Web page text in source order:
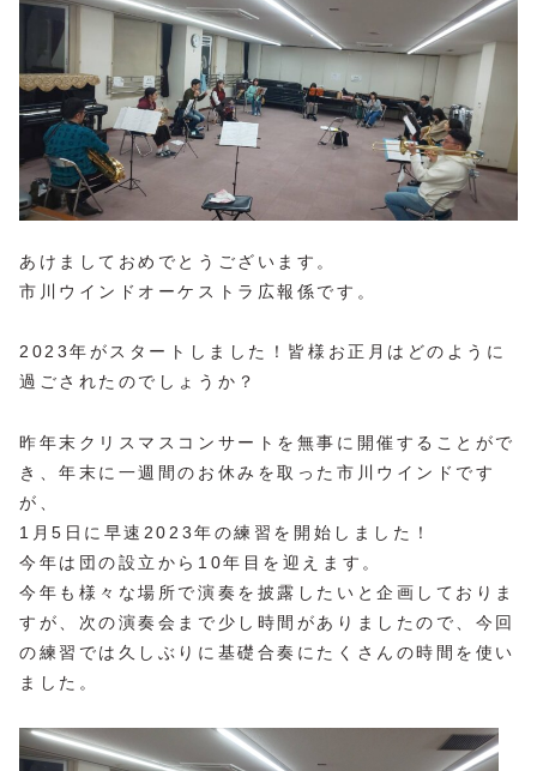
あけましておめでとうございます。
市川ウインドオーケストラ広報係です。
2023年がスタートしました！皆様お正月はどのように
過ごされたのでしょうか？
昨年末クリスマスコンサートを無事に開催することがで
き、年末に一週間のお休みを取った市川ウインドです
が、
1月5日に早速2023年の練習を開始しました！
今年は団の設立から10年目を迎えます。
今年も様々な場所で演奏を披露したいと企画しておりま
すが、次の演奏会まで少し時間がありましたので、今回
の練習では久しぶりに基礎合奏にたくさんの時間を使い
ました。